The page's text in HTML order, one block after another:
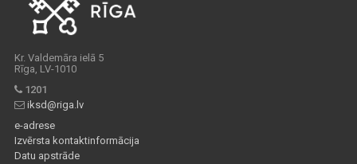
Kr. Valdemāra ielā 5
Rīga, LV-1010
1201
iksd@riga.lv
e-adrese
Izvērsta kontaktinformācija
Datu apstrāde